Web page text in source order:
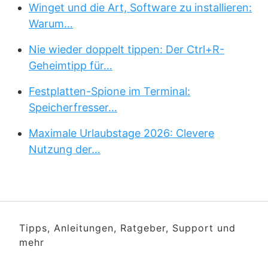
Winget und die Art, Software zu installieren:
Warum…
Nie wieder doppelt tippen: Der Ctrl+R-
Geheimtipp für…
Festplatten-Spione im Terminal:
Speicherfresser…
Maximale Urlaubstage 2026: Clevere
Nutzung der…
Tipps, Anleitungen, Ratgeber, Support und
mehr